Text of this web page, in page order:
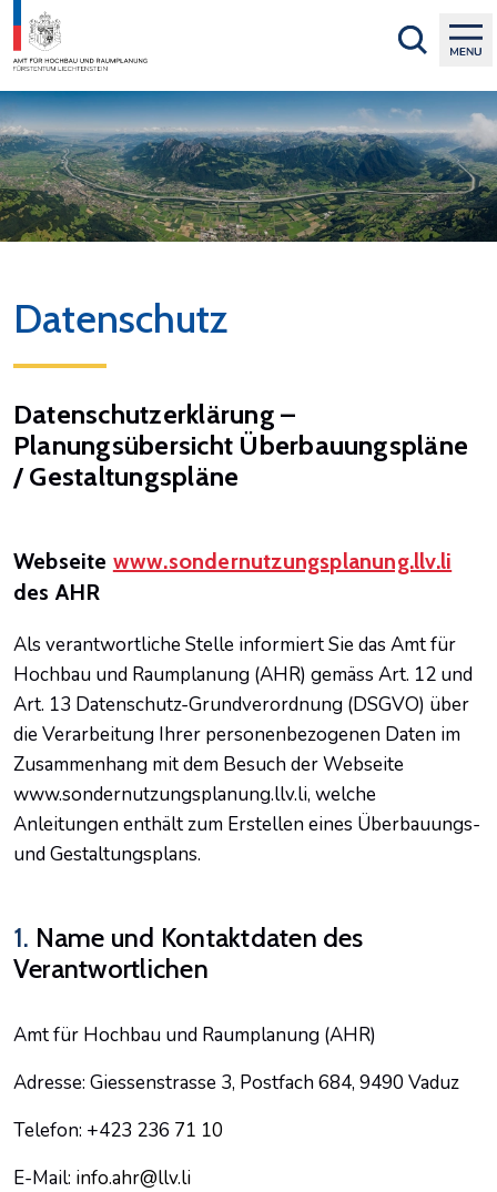
Datenschutz
Datenschutzerklärung –
Planungsübersicht Überbauungspläne
/ Gestaltungspläne
Webseite www.sondernutzungsplanung.llv.li
des AHR
Als verantwortliche Stelle informiert Sie das Amt für
Hochbau und Raumplanung (AHR) gemäss Art. 12 und
Art. 13 Datenschutz-Grundverordnung (DSGVO) über
die Verarbeitung Ihrer personenbezogenen Daten im
Zusammenhang mit dem Besuch der Webseite
www.sondernutzungsplanung.llv.li, welche
Anleitungen enthält zum Erstellen eines Überbauungs-
und Gestaltungsplans.
1. Name und Kontaktdaten des
Verantwortlichen
Amt für Hochbau und Raumplanung (AHR)
Adresse: Giessenstrasse 3, Postfach 684, 9490 Vaduz
Telefon: +423 236 71 10
E-Mail: info.ahr@llv.li